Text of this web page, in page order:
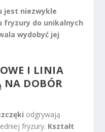
jest niezwykle
fryzury do unikalnych
wydobyć jej
I LINIA
NA DOBÓR
odgrywają
fryzury. Kształt